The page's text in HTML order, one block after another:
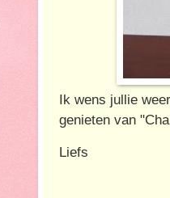
Ik wens jullie
genieten van
Liefs